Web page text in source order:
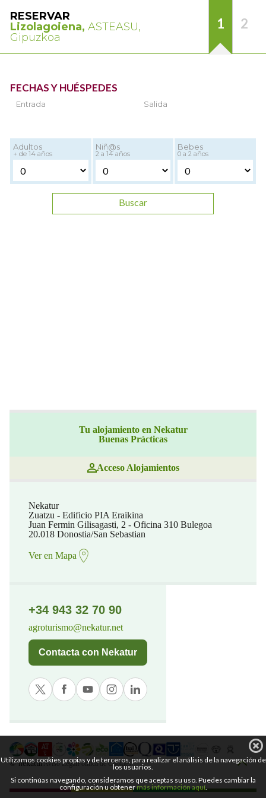
RESERVAR
Lizolagoiena,ASTEASU,
Gipuzkoa
1 2
FECHAS Y HUÉSPEDES
Entrada Salida
Adultos
+ de 14 años
Niñ@s
2 a 14 años
Bebes
0 a 2 años
Buscar
Tu alojamiento en Nekatur
Buenas Prácticas
Acceso Alojamientos
Nekatur
Zuatzu - Edificio PIA Eraikina
Juan Fermin Gilisagasti, 2 - Oficina 310 Bulegoa
20.018 Donostia/San Sebastian
Ver en Mapa
+34 943 32 70 90
agroturismo@nekatur.net
Contacta con Nekatur
© nekaturAviso LegalPolítica de Cookies
Utilizamos cookies propias y de terceros, para realizar el análisis de la navegación de
los usuarios.
Si continúas navegando, consideramos que aceptas su uso. Puedes cambiar la
configuración u obtenermás información aquí.